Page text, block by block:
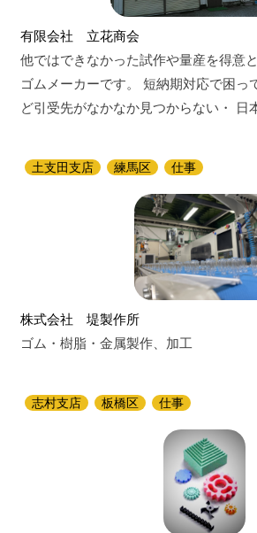
有限会社 立花商会
他ではできなかった試作や量産を得意
ゴムメーカーです。 短納期対応で困っ
ど引受先がなかなか見つからない・ 日
土支田支店 練馬区 仕事
株式会社 堤製作所
ゴム・樹脂・金属製作、加工
志村支店 板橋区 仕事